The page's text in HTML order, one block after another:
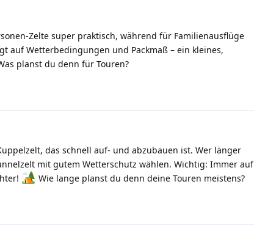
Zelte super praktisch, während für Familienausflüge
auf Wetterbedingungen und Packmaß – ein kleines,
planst du denn für Touren?
das schnell auf- und abzubauen ist. Wer länger
mit gutem Wetterschutz wählen. Wichtig: Immer auf
Wie lange planst du denn deine Touren meistens?